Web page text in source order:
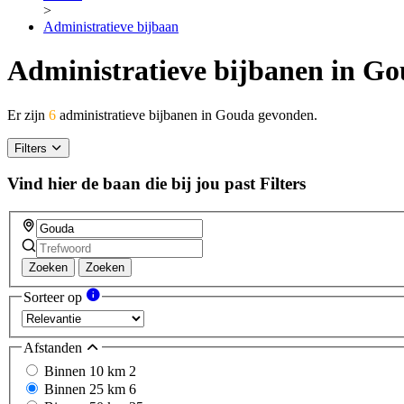
>
Administratieve bijbaan
Administratieve bijbanen in
Er zijn 6 administratieve bijbanen in Gouda gevonden.
Filters
Vind hier de baan die bij jou past Filters
Zoeken Zoeken
Sorteer op
Afstanden
Binnen 10 km 2
Binnen 25 km 6